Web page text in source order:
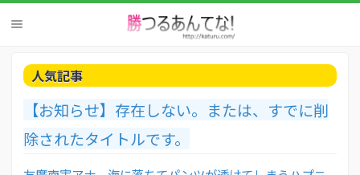
人気記事
【お知らせ】存在しない。または、すでに削
除されたタイトルです。